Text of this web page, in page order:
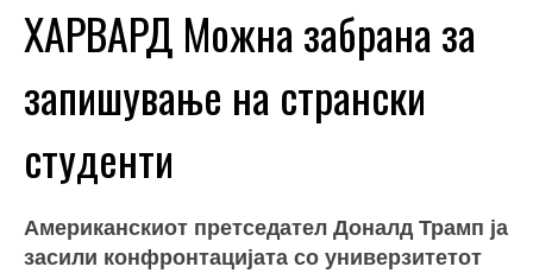
ХАРВАРД Можна забрана за
запишување на странски
студенти
Американскиот претседател Доналд Трамп ја
засили конфронтацијата со универзитетот